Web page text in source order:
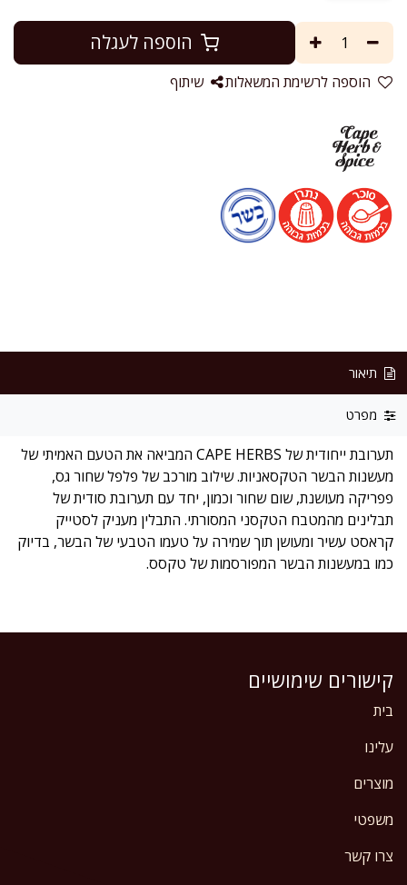
הוספה לעגלה
הוספה לרשימת המשאלות שיתוף
תיאור
מפרט
תערובת ייחודית של CAPE HERBS המביאה את הטעם האמיתי של
מעשנות הבשר הטקסאניות. שילוב מורכב של פלפל שחור גס,
פפריקה מעושנת, שום שחור וכמון, יחד עם תערובת סודית של
תבלינים מהמטבח הטקסני המסורתי. התבלין מעניק לסטייק
קראסט עשיר ומעושן תוך שמירה על טעמו הטבעי של הבשר, בדיוק
כמו במעשנות הבשר המפורסמות של טקסס.
קישורים שימושיים
בית
עלינו
מוצרים
משפטי
צרו קשר